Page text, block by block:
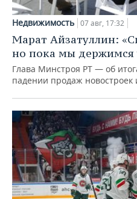
Недвижимость 07 авг, 17:32
Марат Айзатуллин:
но пока мы держимся
Глава Минстроя РТ — об
падении продаж новостроек